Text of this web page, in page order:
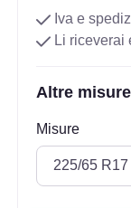
Iva e
Li riceverai
Altre
Misure